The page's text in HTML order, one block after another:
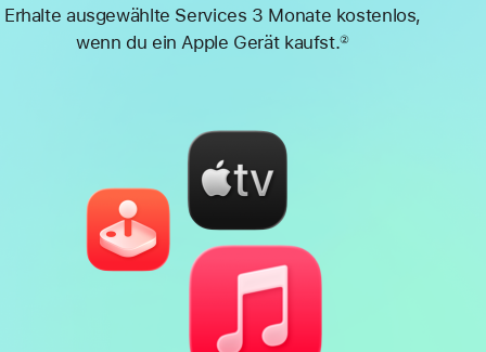
Erhalte ausgewählte Services 3 Monate kostenlos,
wenn du ein Apple Gerät kaufst.②